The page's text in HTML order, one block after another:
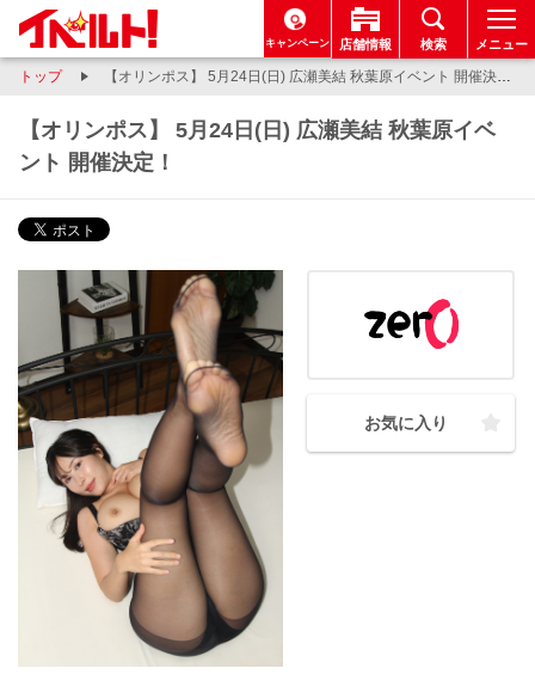
キャンペーン 店舗情報 検索 メニュー
トップ 【オリンポス】 5月24日(日) 広瀬美結 秋葉原イベント 開催決定！
【オリンポス】 5月24日(日) 広瀬美結 秋葉原イベ
ント 開催決定！
お気に入り